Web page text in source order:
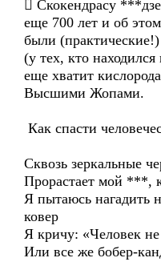
 Скокендрасу
еще 700 лет и об
были
(у тех, кто
еще хватит
Высшими Жопами.
Как спасти
Сквозь зеркальные
Прорастает мой ***,
Я пытаюсь нагадить
ковер
Я кричу: «Человек
Или все же бобер-